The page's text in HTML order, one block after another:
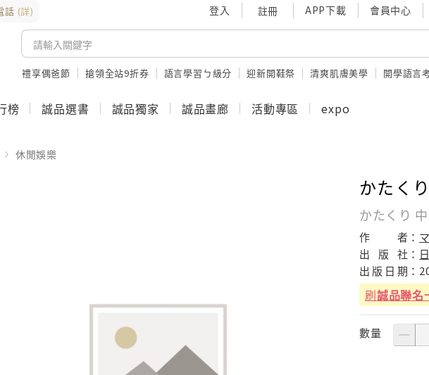
話 (詳) 登入 註冊 APP下載 會員中心
禮享偶爸節 搶領全站9折券 語言學習ㄅ級分 迎新開鞋祭 清爽肌膚美學 開學語言
榜 誠品選書 誠品獨家 誠品畫廊 活動專區 expo
休閒娛樂
かたく
かたくり 中
作 者：
出
版 社：
出 版 日 期：
刷誠品聯名
數量